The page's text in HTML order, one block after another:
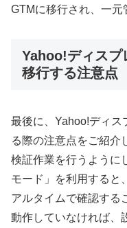
GTMに移行され、一元
Yahoo!ディスプ
移行する注意点
最後に、Yahoo!ディス
る際の注意点をご紹介
検証作業を行うように
モード」を利用すると
アルタイムで確認する
動作していなければ、